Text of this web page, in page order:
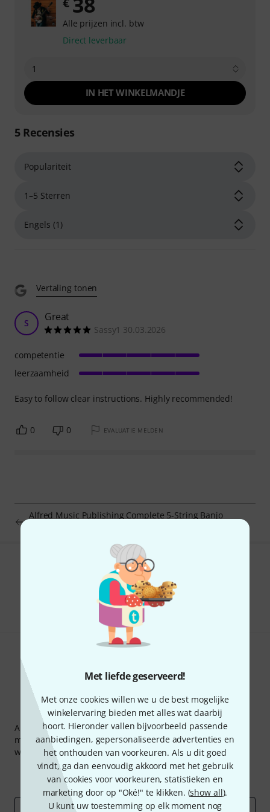
Met liefde geserveerd!
Met onze cookies willen we u de best mogelijke
winkelervaring bieden met alles wat daarbij
hoort. Hieronder vallen bijvoorbeeld passende
aanbiedingen, gepersonaliseerde advertenties en
het onthouden van voorkeuren. Als u dit goed
vindt, ga dan eenvoudig akkoord met het gebruik
van cookies voor voorkeuren, statistieken en
marketing door op "Oké!" te klikken. (show all).
U kunt uw toestemming op elk moment nog
Alle prijzen incl. btw
Direct leverbaar
1
IN HET WINKELMANDJE
5Recensies
Vertaling tonen
S Great
Sassy1 30.03.2026
Easy to follow clear instructions. Highly recommended!
competentie
leerzaamheid
0 0 EVALUATIE MELDEN
Alfred Music Publishing Complete 5-String Banjo
Bevalt het wat u ziet?
Delen Hulp & Feedback
Thomann nieuwsbrief
Abonneer u op de Thomann-nieuwsbrief in het Engels en
met een beetje geluk kunt u een van50 voucherster
waarde van50 €per stuk winnen!
Inspirerende bijdragen
Aanbiedingen
Thomann-inzichten